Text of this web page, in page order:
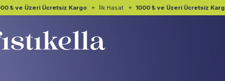
₺ ve Üzeri Ücretsiz Kargo İlk Hasat 1000 ₺ ve Üzeri Ücretsiz Kargo